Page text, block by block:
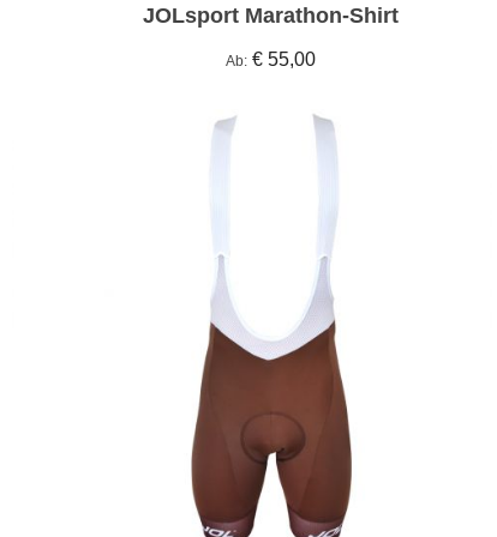
JOLsport Marathon-Shirt
Ab € 55,00